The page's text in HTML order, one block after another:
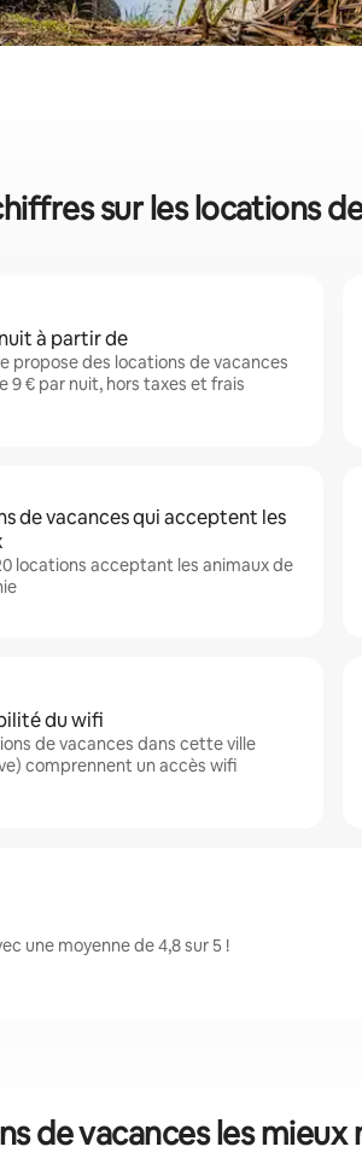
sur les locations
à partir de
propose des locations de vacances
9 € par nuit, hors taxes et frais
de vacances qui acceptent les
locations acceptant les animaux de
du wifi
de vacances dans cette ville
comprennent un accès wifi
une moyenne de 4,8 sur 5 !
de vacances les mieux